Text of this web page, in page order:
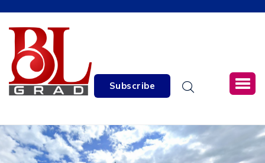
Subscribe